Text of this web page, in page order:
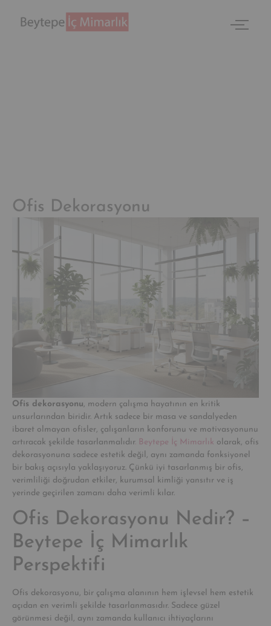
Ofis Dekorasyonu
Ofis dekorasyonu, modern çalışma hayatının en kritik
unsurlarından biridir. Artık sadece bir masa ve sandalyeden
ibaret olmayan ofisler, çalışanların konforunu ve motivasyonunu
artıracak şekilde tasarlanmalıdır. Beytepe İç Mimarlık olarak, ofis
dekorasyonuna sadece estetik değil, aynı zamanda fonksiyonel
bir bakış açısıyla yaklaşıyoruz. Çünkü iyi tasarlanmış bir ofis,
verimliliği doğrudan etkiler, kurumsal kimliği yansıtır ve iş
yerinde geçirilen zamanı daha verimli kılar.
Ofis Dekorasyonu Nedir? –
Beytepe İç Mimarlık
Perspektifi
Ofis dekorasyonu, bir çalışma alanının hem işlevsel hem estetik
açıdan en verimli şekilde tasarlanmasıdır. Sadece güzel
görünmesi değil, aynı zamanda kullanıcı ihtiyaçlarını